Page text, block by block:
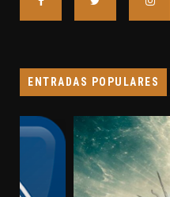
ENTRADAS POPULARES